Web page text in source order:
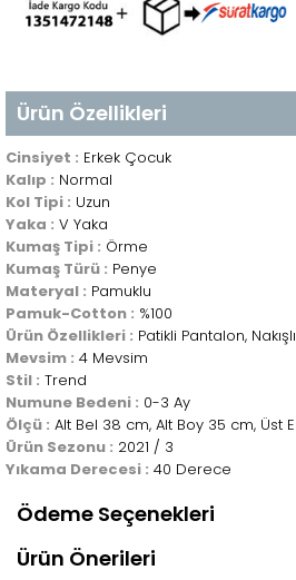
Ürün Özellikleri
Cinsiyet : Erkek Çocuk
Kalıp : Normal
Kol Tipi : Uzun
Yaka : V Yaka
Kumaş Tipi : Örme
Kumaş Türü : Penye
Materyal : Pamuklu
Pamuk-Cotton : %100
Ürün Özellikleri : Patikli Pantalon,
Mevsim : 4 Mevsim
Stil : Trend
Numune Bedeni : 0-3 Ay
Ölçü : Alt Bel 38 cm, Alt Boy 35 cm, Üst
Ürün Sezonu : 2021 / 3
Yıkama Derecesi : 40 Derece
Ödeme Seçenekleri
Ürün Önerileri